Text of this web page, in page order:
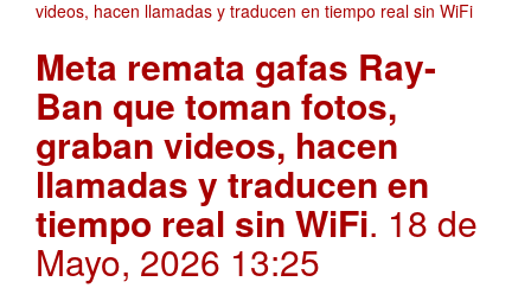
Meta remata gafas Ray-
Ban que toman fotos,
graban videos, hacen
llamadas y traducen en
tiempo real sin WiFi. 18 de
Mayo, 2026 13:25